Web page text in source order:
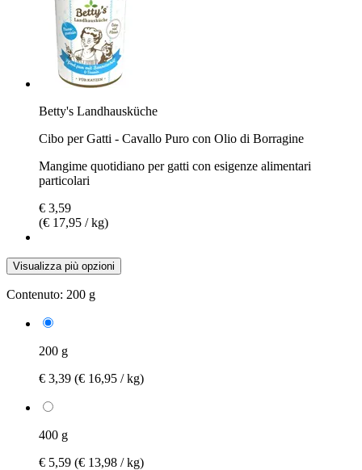
Betty's Landhausküche
Cibo per Gatti - Cavallo Puro con Olio di Borragine
Mangime quotidiano per gatti con esigenze alimentari
particolari
€ 3,59
(€ 17,95 / kg)
Visualizza più opzioni
Contenuto: 200 g
200 g
€ 3,39 (€ 16,95 / kg)
400 g
€ 5,59 (€ 13,98 / kg)